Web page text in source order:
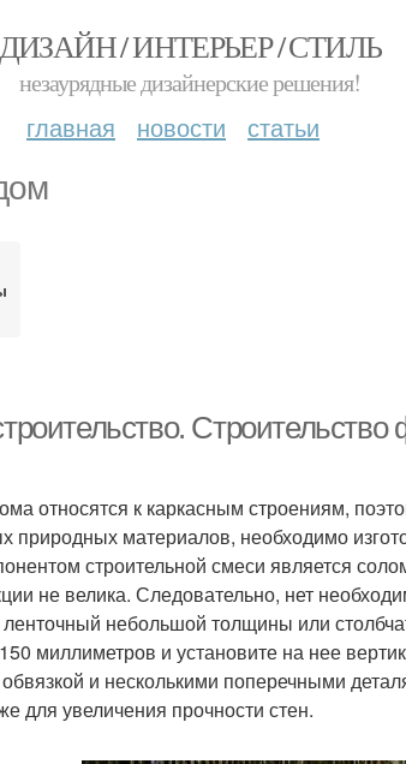
ДИЗАЙН / ИНТЕРЬЕР / СТИЛЬ
незаурядные дизайнерские решения!
главная новости статьи
относятся к каркасным строениям,
природных материалов, необходимо
строительной смеси является
не велика. Следовательно, нет
небольшой толщины или
миллиметров и установите на нее
и несколькими поперечными
для увеличения прочности стен.